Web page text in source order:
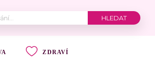
ZDRAVÍ